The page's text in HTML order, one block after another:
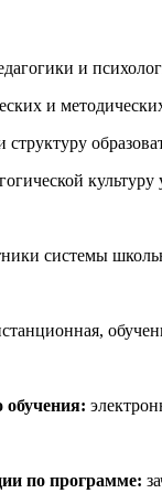
и
и
структуру
культуру
системы
обучения:
по программе: